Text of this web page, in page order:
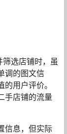
筛选店铺时，虽
调的图文信
用户评价。
手店铺的流量
信息，但实际